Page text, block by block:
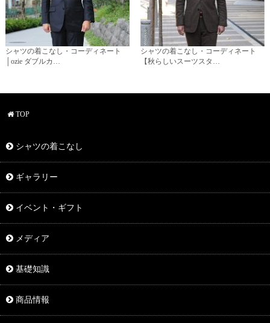
シャツの着こなし・コーディネート
│ozie ダブルカ…
シャツの着こなし・コーディネート
【秋らしいスーツスタ…
TOP
シャツの着こなし
ギャラリー
イベント・ギフト
メディア
基礎知識
商品情報